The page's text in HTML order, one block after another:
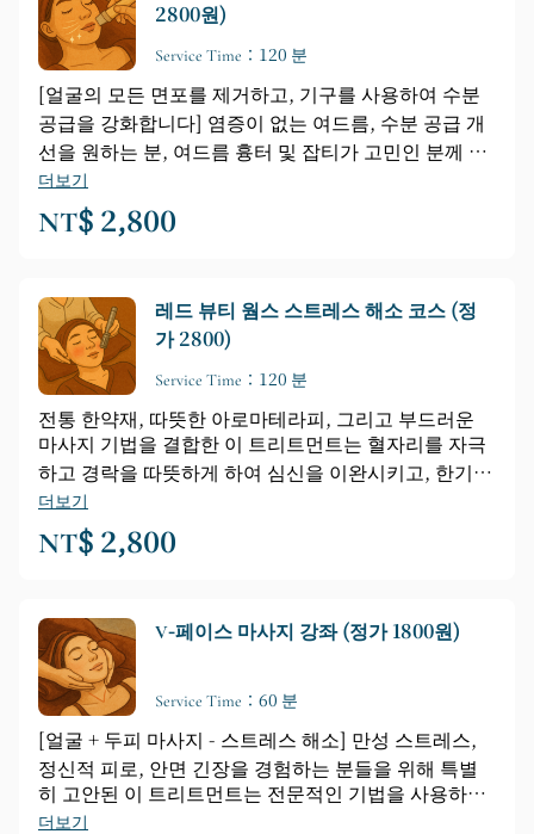
2800원)
Service Time：120 분
[얼굴의 모든 면포를 제거하고, 기구를 사용하여 수분
공급을 강화합니다] 염증이 없는 여드름, 수분 공급 개
선을 원하는 분, 여드름 흉터 및 잡티가 고민인 분께 적
합합니다. 이 시술은 전문적인 면포 제거 기술과 의료
용 4단계 살균 과정을 거친 기구를 사용합니다. 시술 전
과정에 일회용 장갑을 착용하고, 2~3배 확대 현미경을
막힌 모공을 개선하고, 피부를 환하게 밝히며, 부족한
영양분을 공급합니다.
더보기
NT$ 2,800
레드 뷰티 웜스 스트레스 해소 코스 (정
가 2800)
Service Time：120 분
전통 한약재, 따뜻한 아로마테라피, 그리고 부드러운
마사지 기법을 결합한 이 트리트먼트는 혈자리를 자극
하고 경락을 따뜻하게 하여 심신을 이완시키고, 한기와
습기를 제거하며, 통증을 완화하는 효과를 제공합니다.
얼굴, 목, 어깨, 머리 부위를 종합적으로 관리하여 칙칙
한 피부톤, 다크서클, 눈가 노화 징후를 개선합니다. 만
다.
더보기
NT$ 2,800
V-페이스 마사지 강좌 (정가 1800원)
Service Time：60 분
[얼굴 + 두피 마사지 - 스트레스 해소] 만성 스트레스,
정신적 피로, 안면 긴장을 경험하는 분들을 위해 특별
히 고안된 이 트리트먼트는 전문적인 기법을 사용하여
두피와 얼굴의 근막을 이완시켜 스트레스와 긴장을 풀
더보기